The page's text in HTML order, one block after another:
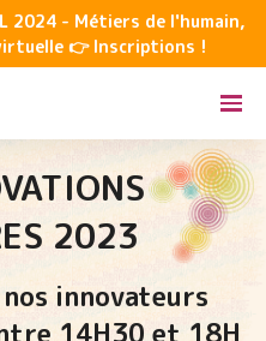
2024 - Métiers de l'humain,
👉 Inscriptions !
2023
innovateurs
14H30 et 18H